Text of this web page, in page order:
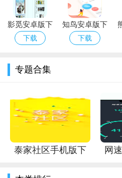
市场行情信息：枣业软件App
格走势、供需信息等，帮助果农制
知识库：软件内含丰富的枣业
界面友好：枣业软件App采用
操作简单：无论是数据录入、
所有操作都十分简单便捷，大大节
科技赋能：利用先进的信息技
率与经济效益，助力农业现代化发
在农业生产日趋现代化的枣业
版下载
影觅安卓版下
载_影觅正式
下载
知鸟安卓版下
载_知鸟手机
下载
专题合集
泰家社区手机版下
网